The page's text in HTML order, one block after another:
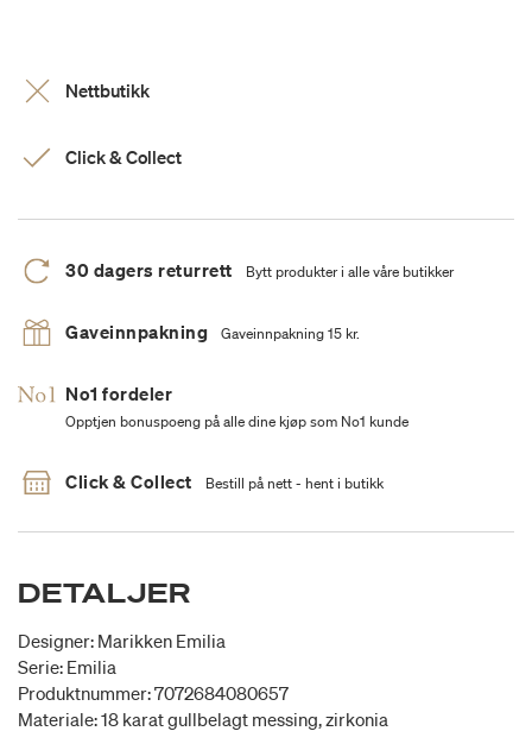
Nettbutikk
Click & Collect
30 dagers returrett Bytt produkter i alle våre butikker
Gaveinnpakning Gaveinnpakning 15 kr.
No1 fordeler
Opptjen bonuspoeng på alle dine kjøp som No1 kunde
Click & Collect Bestill på nett - hent i butikk
DETALJER
Designer: Marikken Emilia
Serie: Emilia
Produktnummer: 7072684080657
Materiale: 18 karat gullbelagt messing, zirkonia